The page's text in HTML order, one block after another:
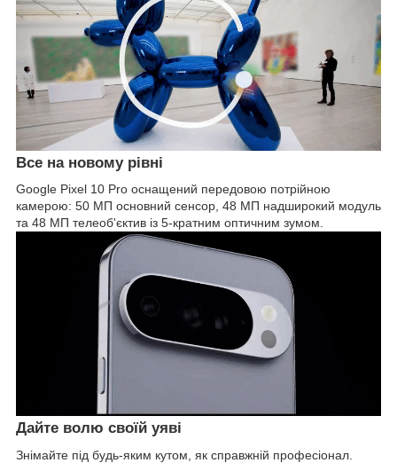
Все на новому рівні
Google Pixel 10 Pro оснащений передовою потрійною
камерою: 50 МП основний сенсор, 48 МП надширокий модуль
та 48 МП телеоб'єктив із 5-кратним оптичним зумом.
Дайте волю своїй уяві
Знімайте під будь-яким кутом, як справжній професіонал.